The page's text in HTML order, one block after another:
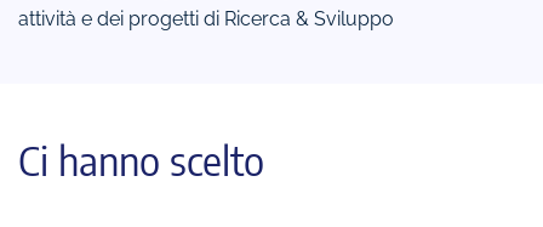
attività e dei progetti di Ricerca & Sviluppo
Ci hanno scelto